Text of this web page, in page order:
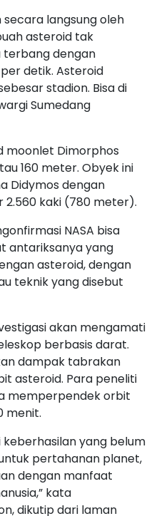
langsung oleh
asteroid tak
terbang dengan
detik. Asteroid
stadion. Bisa di
Sumedang
moonlet Dimorphos
160 meter. Obyek ini
Didymos dengan
2.560 kaki (780 meter).
NASA bisa
antariksanya yang
asteroid, dengan
teknik yang disebut
akan mengamati
berbasis darat.
dampak tabrakan
asteroid. Para peneliti
memperpendek orbit
menit.
keberhasilan yang belum
pertahanan planet,
dengan manfaat
kata
dikutip dari laman